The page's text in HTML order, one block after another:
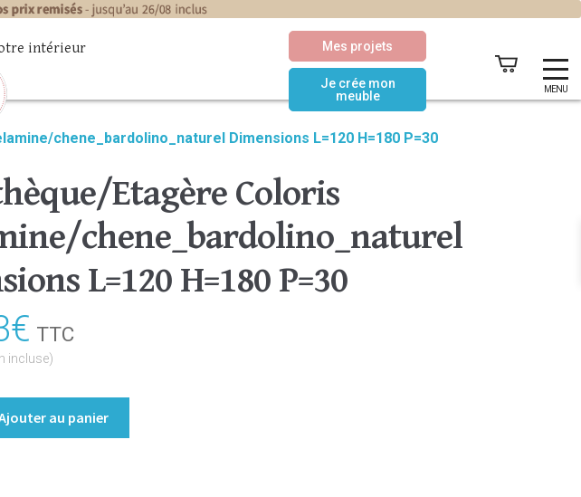
MENU
Mes projets
Je crée mon
meuble
intérieur
chene_bardolino_naturel Dimensions L=120 H=180 P=30
Etagère Coloris
chene_bardolino_naturel
L=120 H=180 P=30
€ TTC
incluse)
au panier